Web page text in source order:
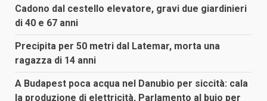
Cadono dal cestello elevatore, gravi due giardinieri
di 40 e 67 anni
Precipita per 50 metri dal Latemar, morta una
ragazza di 14 anni
A Budapest poca acqua nel Danubio per siccità: cala
la produzione di elettricità, Parlamento al buio per